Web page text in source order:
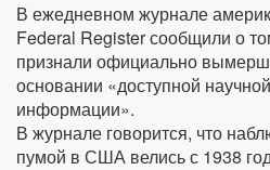
В ежедневном журнале
Federal Register сообщили о
признали официально
основании «доступной
информации».
В журнале говорится, что
пумой в США велись с 1938